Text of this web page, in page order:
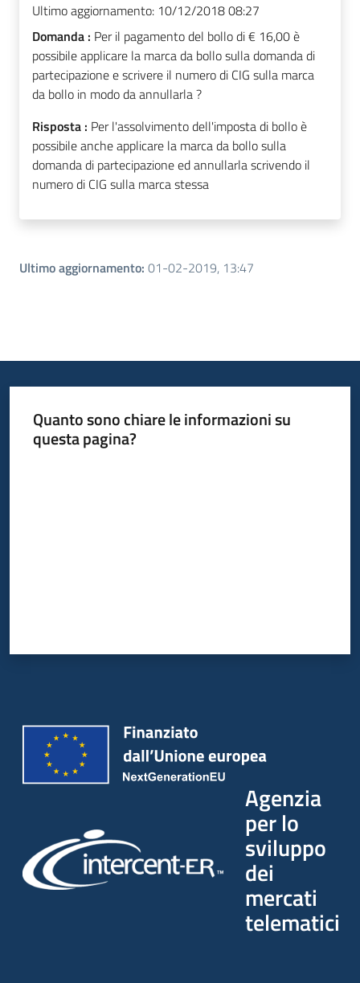
Ultimo aggiornamento: 10/12/2018 08:27
Domanda : Per il pagamento del bollo di € 16,00 è
possibile applicare la marca da bollo sulla domanda di
partecipazione e scrivere il numero di CIG sulla marca
da bollo in modo da annullarla ?
Risposta : Per l'assolvimento dell'imposta di bollo è
possibile anche applicare la marca da bollo sulla
domanda di partecipazione ed annullarla scrivendo il
numero di CIG sulla marca stessa
Ultimo aggiornamento: 01-02-2019, 13:47
Quanto sono chiare le informazioni su
questa pagina?
Agenzia
per lo
sviluppo
dei
mercati
telematici